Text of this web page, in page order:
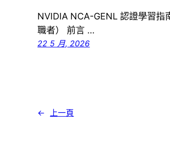
NVIDIA NCA-GENL 認證學習指
職者） 前言 …
22 5 月, 2026
← 上一頁